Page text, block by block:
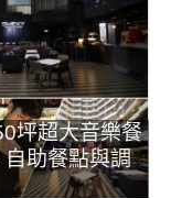
坪超大音樂餐
助餐點與調